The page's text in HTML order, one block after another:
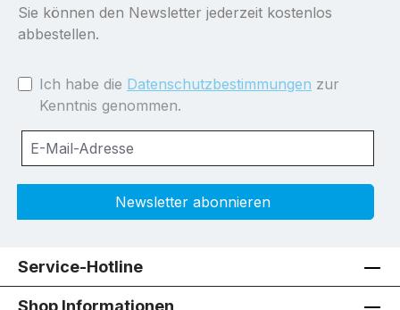
Sie können den Newsletter jederzeit kostenlos
abbestellen.
Ich habe die Datenschutzbestimmungen zur
Kenntnis genommen.
Newsletter abonnieren
Service-Hotline
Shop Informationen